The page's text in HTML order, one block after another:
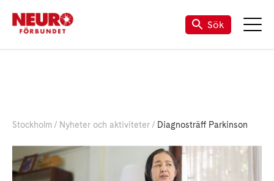
Sök
Stockholm Nyheter och aktiviteter Diagnosträff Parkinson